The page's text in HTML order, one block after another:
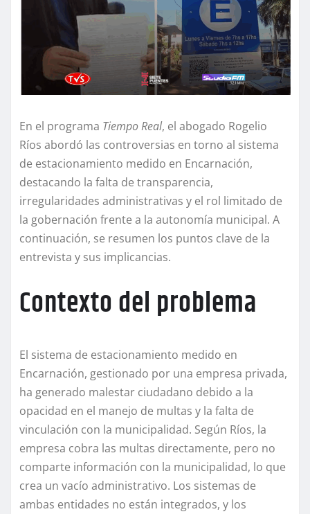
En el programa Tiempo Real, el abogado Rogelio
Ríos abordó las controversias en torno al sistema
de estacionamiento medido en Encarnación,
destacando la falta de transparencia,
irregularidades administrativas y el rol limitado de
la gobernación frente a la autonomía municipal. A
continuación, se resumen los puntos clave de la
entrevista y sus implicancias.
Contexto del problema
El sistema de estacionamiento medido en
Encarnación, gestionado por una empresa privada,
ha generado malestar ciudadano debido a la
opacidad en el manejo de multas y la falta de
vinculación con la municipalidad. Según Ríos, la
empresa cobra las multas directamente, pero no
comparte información con la municipalidad, lo que
crea un vacío administrativo. Los sistemas de
ambas entidades no están integrados, y los